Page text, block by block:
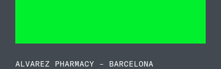
ALVAREZ PHARMACY – BARCELONA